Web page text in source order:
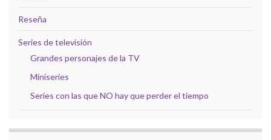
Reseña
Series de televisión
Grandes personajes de la TV
Miniseries
Series con las que NO hay que perder el tiempo